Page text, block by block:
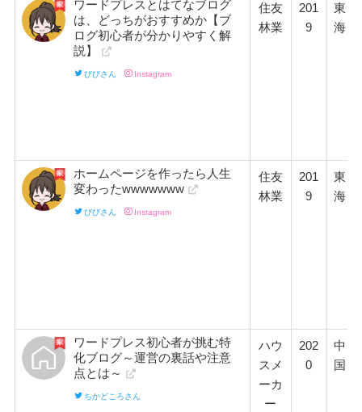
ワードプレスとはてなブログ
は、どっちがおすすめか【ブ
ログ初心者が分かりやすく解
説】
びびさん Instagram
住友
林業
201
9
東
海
ホームページを作ったら人生
変わったwwwwwww
びびさん Instagram
住友
林業
201
9
東
海
ワードプレス初心者が挑む特
化ブログ～運営の裏話や注意
点とは～
ちかどころさん
ハウ
スメ
ーカ
ー
202
0
中
国